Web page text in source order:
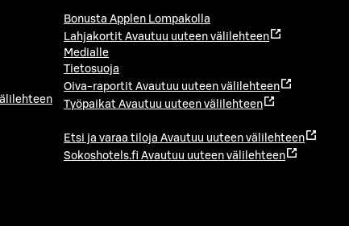
Bonusta Applen Lompakolla
Lahjakortit Avautuu uuteen välilehteen
Medialle
Tietosuoja
Oiva-raportit Avautuu uuteen välilehteen
Työpaikat Avautuu uuteen välilehteen
Etsi ja varaa tiloja Avautuu uuteen välilehteen
Sokoshotels.fi Avautuu uuteen välilehteen